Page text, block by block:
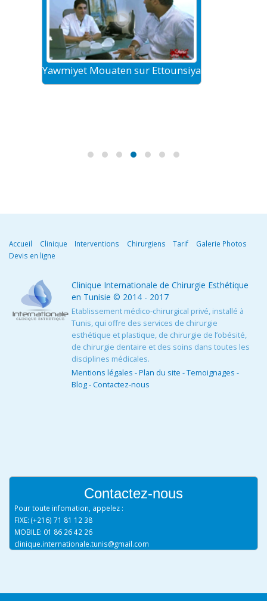
Yawmiyet Mouaten sur Ettounsiya
Accueil Clinique Interventions Chirurgiens Tarif
Galerie Photos
Devis en ligne
Clinique Internationale de Chirurgie Esthétique
en Tunisie © 2014 - 2017
Etablissement médico-chirurgical privé, installé à
Tunis, qui offre des services de chirurgie
esthétique et plastique, de chirurgie de l’obésité,
de chirurgie dentaire et des soins dans toutes les
disciplines médicales.
Mentions légales -Plan du site -Temoignages -
Blog-Contactez-nous
Contactez-nous
Pour toute infomation, appelez :
FIXE: (+216) 71 81 12 38
MOBILE: 01 86 26 42 26
clinique.internationale.tunis@gmail.com